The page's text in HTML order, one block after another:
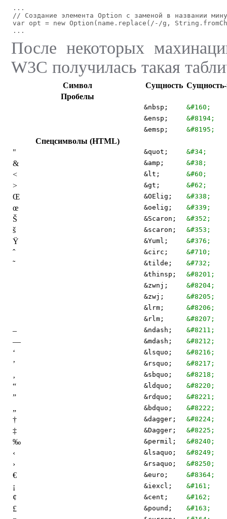
...
// Создание элемента Option с заменой в названии
var opt = new Option(name.replace(/-/g,
...
После некоторых
W3C получилась такая
Символ Сущность
Пробелы
&nbsp;
&#160;
&ensp;
&#8194;
&emsp;
&#8195;
Спецсимволы (HTML)
"
&quot; &#34;
& &amp; &#38;
< &lt; &#60;
> &gt; &#62;
Œ &OElig; &#338;
œ &oelig; &#339;
Š &Scaron; &#352;
š &scaron; &#353;
Ÿ &Yuml; &#376;
ˆ &circ; &#710;
˜ &tilde;
&#732;
&thinsp;
&#8201;
&zwnj;
&#8204;
&zwj;
&#8205;
&lrm;
&#8206;
&rlm;
&#8207;
– &ndash; &#8211;
— &mdash; &#8212;
‘ &lsquo; &#8216;
’ &rsquo; &#8217;
‚ &sbquo; &#8218;
“ &ldquo; &#8220;
” &rdquo; &#8221;
„ &bdquo; &#8222;
† &dagger; &#8224;
‡ &Dagger; &#8225;
‰ &permil; &#8240;
‹ &lsaquo; &#8249;
› &rsaquo; &#8250;
€ &euro; &#8364;
¡ &iexcl; &#161;
¢ &cent; &#162;
£ &pound; &#163;